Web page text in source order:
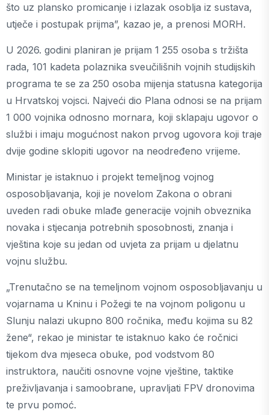
što uz plansko promicanje i izlazak osoblja iz sustava,
utječe i postupak prijma”, kazao je, a prenosi MORH.
U 2026. godini planiran je prijam 1 255 osoba s tržišta
rada, 101 kadeta polaznika sveučilišnih vojnih studijskih
programa te se za 250 osoba mijenja statusna kategorija
u Hrvatskoj vojsci. Najveći dio Plana odnosi se na prijam
1 000 vojnika odnosno mornara, koji sklapaju ugovor o
službi i imaju mogućnost nakon prvog ugovora koji traje
dvije godine sklopiti ugovor na neodređeno vrijeme.
Ministar je istaknuo i projekt temeljnog vojnog
osposobljavanja, koji je novelom Zakona o obrani
uveden radi obuke mlađe generacije vojnih obveznika
novaka i stjecanja potrebnih sposobnosti, znanja i
vještina koje su jedan od uvjeta za prijam u djelatnu
vojnu službu.
„Trenutačno se na temeljnom vojnom osposobljavanju u
vojarnama u Kninu i Požegi te na vojnom poligonu u
Slunju nalazi ukupno 800 ročnika, među kojima su 82
žene“, rekao je ministar te istaknuo kako će ročnici
tijekom dva mjeseca obuke, pod vodstvom 80
instruktora, naučiti osnovne vojne vještine, taktike
preživljavanja i samoobrane, upravljati FPV dronovima
te prvu pomoć.